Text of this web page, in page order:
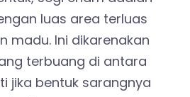
luas area terluas
madu. Ini dikarenakan
terbuang di antara
jika bentuk sarangnya